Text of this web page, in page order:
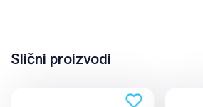
Slični proizvodi